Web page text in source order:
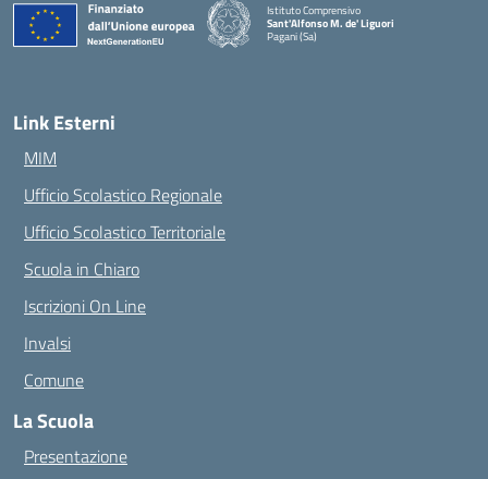
Istituto Comprensivo
Sant'Alfonso M. de' Liguori
Pagani (Sa)
— Visita la pagina iniziale della scuola
Link Esterni
MIM
Ufficio Scolastico Regionale
Ufficio Scolastico Territoriale
Scuola in Chiaro
Iscrizioni On Line
Invalsi
Comune
La Scuola
Presentazione